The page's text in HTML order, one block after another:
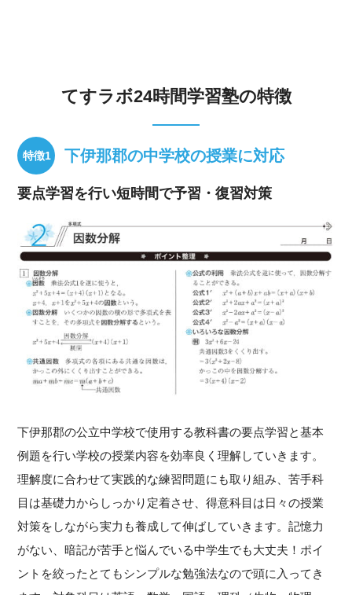
てすラボ24時間学習塾の特徴
下伊那郡の中学校の授業に対応
要点学習を行い短時間で予習・復習対策
下伊那郡の公立中学校で使用する教科書の要点学習と基本
例題を行い学校の授業内容を効率良く理解していきます。
理解度に合わせて実践的な練習問題にも取り組み、苦手科
目は基礎力からしっかり定着させ、得意科目は日々の授業
対策をしながら実力も養成して伸ばしていきます。記憶力
がない、暗記が苦手と悩んでいる中学生でも大丈夫！ポイ
ントを絞ったとてもシンプルな勉強法なので頭に入ってき